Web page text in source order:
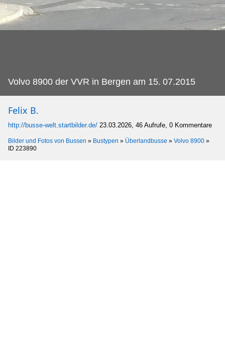
Volvo 8900 der VVR in Bergen am 15. 07.2015
Felix B.
http://busse-welt.startbilder.de/ 23.03.2026, 46 Aufrufe, 0 Kommentare
Bilder und Fotos von Bussen » Bustypen » Überlandbusse » Volvo 8900 »
ID 223890